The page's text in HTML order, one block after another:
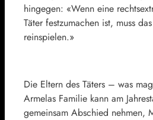
hingegen: «Wenn eine
Täter festzumachen ist, muss
reinspielen.»
Die Eltern des Täters – was
Armelas Familie kann am
gemeinsam Abschied nehmen,